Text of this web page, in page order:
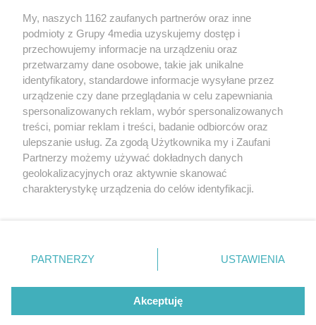
Redakcja Reklama Prywatność
Praca Łódź
the:protocol
Facebook.com
Youtube.com
My, naszych 1162 zaufanych partnerów oraz inne
podmioty z Grupy 4media uzyskujemy dostęp i
przechowujemy informacje na urządzeniu oraz
przetwarzamy dane osobowe, takie jak unikalne
identyfikatory, standardowe informacje wysyłane przez
urządzenie czy dane przeglądania w celu zapewniania
spersonalizowanych reklam, wybór spersonalizowanych
treści, pomiar reklam i treści, badanie odbiorców oraz
ulepszanie usług. Za zgodą Użytkownika my i Zaufani
Partnerzy możemy używać dokładnych danych
geolokalizacyjnych oraz aktywnie skanować
charakterystykę urządzenia do celów identyfikacji.
zmienić/wycofać klikając przycisk ustawień prywatności
znajdujący się w lewym dolnym rogu strony
. Niektóre
użytkownika, ale masz prawo sprzeciwić się takiemu
przetwarzaniu. Preferencje będą miały zastosowania tylko
PARTNERZY USTAWIENIA
Akceptuję